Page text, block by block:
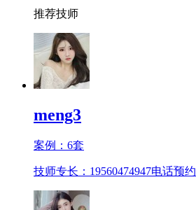
推荐技师
meng3
案例： 6套
技师专长：19560474947电话预约